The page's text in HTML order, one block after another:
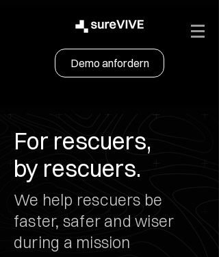
Demo anfordern
For rescuers,
by rescuers.
We help rescuers be
faster, safer and wiser
during a mission